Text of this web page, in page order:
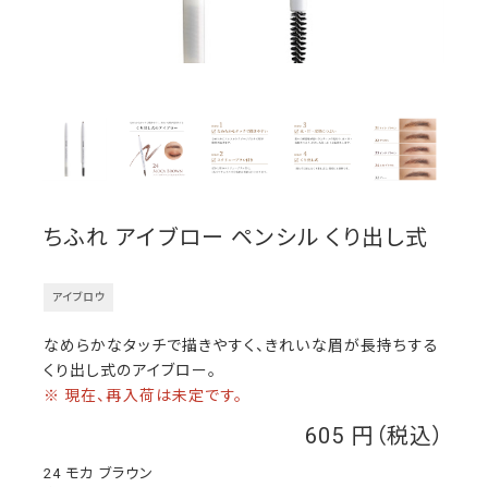
ちふれ アイブロー ペンシル くり出し式
アイブロウ
605
24 モカ ブラウン
なめらかなタッチで描きやすく、きれいな眉が長持ちする
くり出し式のアイブロー。
※ 現在、再入荷は未定です。